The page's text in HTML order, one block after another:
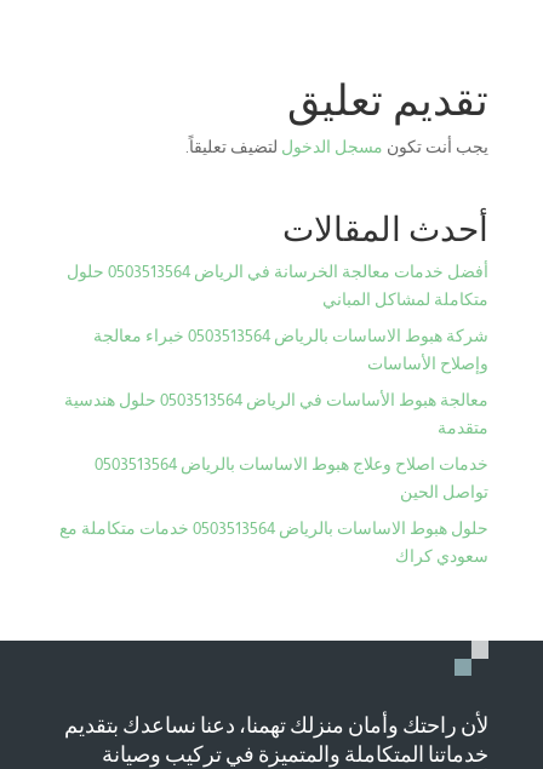
تقديم تعليق
يجب أنت تكون مسجل الدخول لتضيف تعليقاً.
أحدث المقالات
أفضل خدمات معالجة الخرسانة في الرياض 0503513564 حلول
متكاملة لمشاكل المباني
شركة هبوط الاساسات بالرياض 0503513564 خبراء معالجة
وإصلاح الأساسات
معالجة هبوط الأساسات في الرياض 0503513564 حلول هندسية
متقدمة
خدمات اصلاح وعلاج هبوط الاساسات بالرياض 0503513564
تواصل الحين
حلول هبوط الاساسات بالرياض 0503513564 خدمات متكاملة مع
سعودي كراك
لأن راحتك وأمان منزلك تهمنا، دعنا نساعدك بتقديم
خدماتنا المتكاملة والمتميزة في تركيب وصيانة